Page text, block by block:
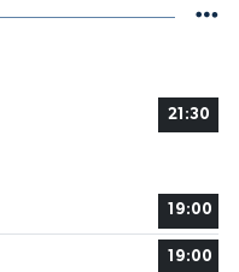
21:30
19:00
19:00